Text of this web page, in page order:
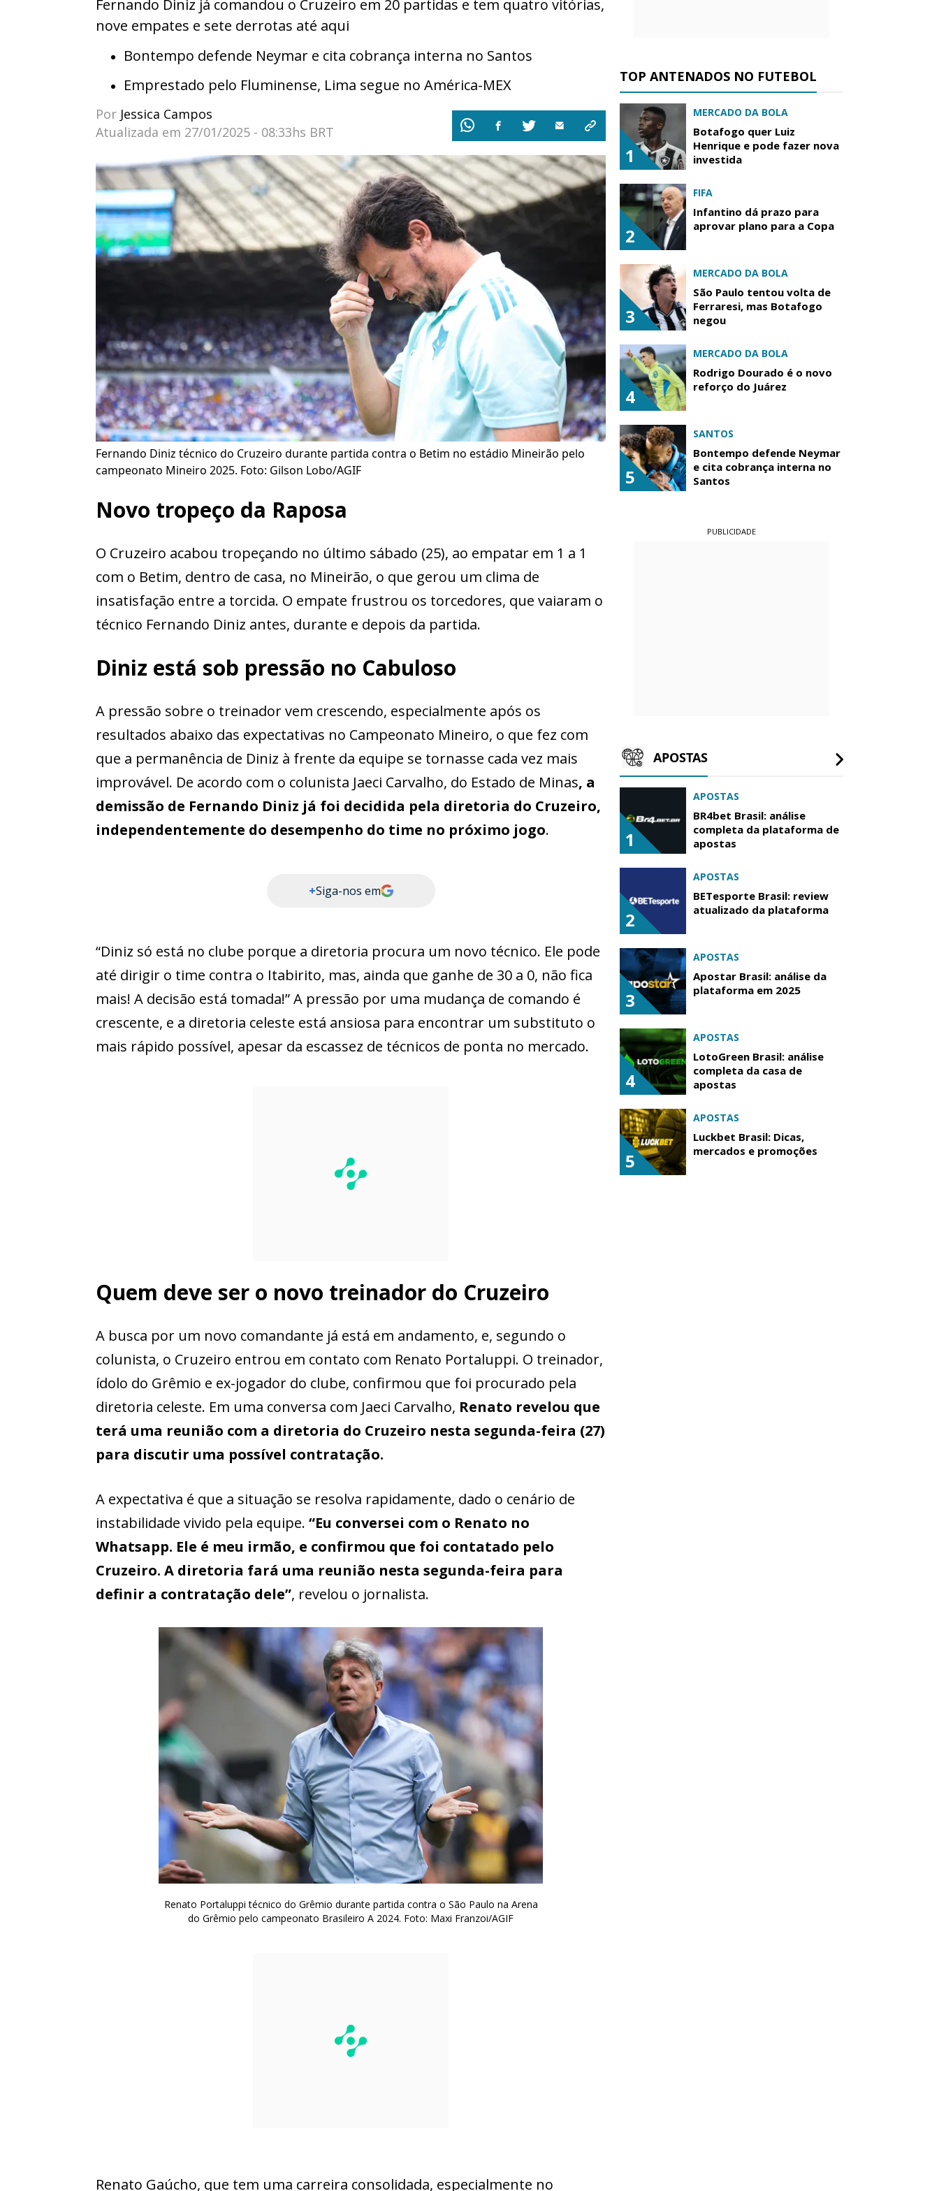
Fernando Diniz já comandou o Cruzeiro em 20 partidas e tem quatro vitórias,
nove empates e sete derrotas até aqui
Bontempo defende Neymar e cita cobrança interna no Santos
Emprestado pelo Fluminense, Lima segue no América-MEX
Por Jessica Campos
Atualizada em 27/01/2025 - 08:33hs BRT
Fernando Diniz técnico do Cruzeiro durante partida contra o Betim no estádio Mineirão pelo
campeonato Mineiro 2025. Foto: Gilson Lobo/AGIF
Novo tropeço da Raposa
O Cruzeiro acabou tropeçando no último sábado (25), ao empatar em 1 a 1
com o Betim, dentro de casa, no Mineirão, o que gerou um clima de
insatisfação entre a torcida. O empate frustrou os torcedores, que vaiaram o
técnico Fernando Diniz antes, durante e depois da partida.
Diniz está sob pressão no Cabuloso
A pressão sobre o treinador vem crescendo, especialmente após os
resultados abaixo das expectativas no Campeonato Mineiro, o que fez com
que a permanência de Diniz à frente da equipe se tornasse cada vez mais
improvável. De acordo com o colunista Jaeci Carvalho, do Estado de Minas, a
demissão de Fernando Diniz já foi decidida pela diretoria do Cruzeiro,
independentemente do desempenho do time no próximo jogo.
+Siga-nos em
“Diniz só está no clube porque a diretoria procura um novo técnico. Ele pode
até dirigir o time contra o Itabirito, mas, ainda que ganhe de 30 a 0, não fica
mais! A decisão está tomada!” A pressão por uma mudança de comando é
crescente, e a diretoria celeste está ansiosa para encontrar um substituto o
mais rápido possível, apesar da escassez de técnicos de ponta no mercado.
Quem deve ser o novo treinador do Cruzeiro
A busca por um novo comandante já está em andamento, e, segundo o
colunista, o Cruzeiro entrou em contato com Renato Portaluppi. O treinador,
ídolo do Grêmio e ex-jogador do clube, confirmou que foi procurado pela
diretoria celeste. Em uma conversa com Jaeci Carvalho, Renato revelou que
terá uma reunião com a diretoria do Cruzeiro nesta segunda-feira (27)
para discutir uma possível contratação.
A expectativa é que a situação se resolva rapidamente, dado o cenário de
instabilidade vivido pela equipe. “Eu conversei com o Renato no
Whatsapp. Ele é meu irmão, e confirmou que foi contatado pelo
Cruzeiro. A diretoria fará uma reunião nesta segunda-feira para
definir a contratação dele”, revelou o jornalista.
Renato Portaluppi técnico do Grêmio durante partida contra o São Paulo na Arena
do Grêmio pelo campeonato Brasileiro A 2024. Foto: Maxi Franzoi/AGIF
Renato Gaúcho, que tem uma carreira consolidada, especialmente no
TOP ANTENADOS NO FUTEBOL
1
MERCADO DA BOLA
Botafogo quer Luiz
Henrique e pode fazer nova
investida
2
FIFA
Infantino dá prazo para
aprovar plano para a Copa
3
MERCADO DA BOLA
São Paulo tentou volta de
Ferraresi, mas Botafogo
negou
4
MERCADO DA BOLA
Rodrigo Dourado é o novo
reforço do Juárez
5
SANTOS
Bontempo defende Neymar
e cita cobrança interna no
Santos
PUBLICIDADE
APOSTAS
1
APOSTAS
BR4bet Brasil: análise
completa da plataforma de
apostas
2
APOSTAS
BETesporte Brasil: review
atualizado da plataforma
3
APOSTAS
Apostar Brasil: análise da
plataforma em 2025
4
APOSTAS
LotoGreen Brasil: análise
completa da casa de
apostas
5
APOSTAS
Luckbet Brasil: Dicas,
mercados e promoções